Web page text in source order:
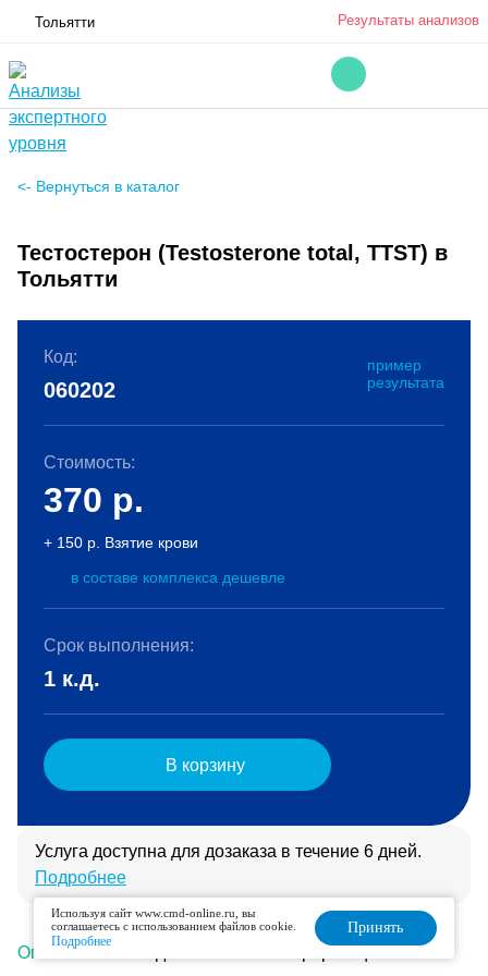
Тольятти Результаты анализов
<- Вернуться в каталог
Тестостерон (Testosterone total, TTST) в
Тольятти
Описание
Код:
пример
результата
060202
Стоимость:
370 р.
+ 150 р. Взятие крови
в составе комплекса дешевле
Срок выполнения:
1 к.д.
В корзину
Услуга доступна для дозаказа в течение 6 дней.
Подробнее
Используя сайт www.cmd-online.ru, вы
соглашаетесь с использованием файлов cookie.
Подробнее
Принять